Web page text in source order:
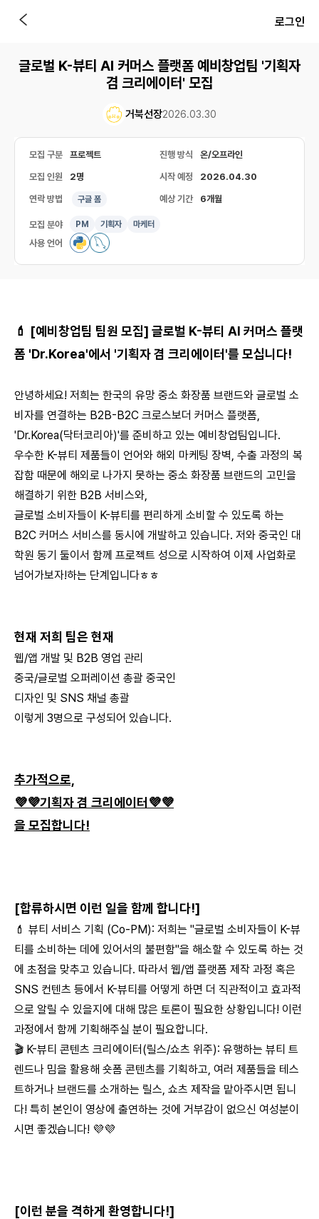
로그인
글로벌 K-뷰티 AI 커머스 플랫폼 예비창업팀 '기획자
겸 크리에이터' 모집
거북선장2026.03.30
모집 구분 프로젝트 진행 방식 온/오프라인
모집 인원 2명 시작 예정 2026.04.30
연락 방법 구글 폼 예상 기간 6개월
모집 분야 PM 기획자 마케터
사용 언어
💄 [예비창업팀 팀원 모집] 글로벌 K-뷰티 AI 커머스 플랫
폼 'Dr.Korea'에서 '기획자 겸 크리에이터'를 모십니다!
안녕하세요! 저희는 한국의 유망 중소 화장품 브랜드와 글로벌 소
비자를 연결하는 B2B-B2C 크로스보더 커머스 플랫폼,
'Dr.Korea(닥터코리아)'를 준비하고 있는 예비창업팀입니다.
우수한 K-뷰티 제품들이 언어와 해외 마케팅 장벽, 수출 과정의 복
잡함 때문에 해외로 나가지 못하는 중소 화장품 브랜드의 고민을
해결하기 위한 B2B 서비스와,
글로벌 소비자들이 K-뷰티를 편리하게 소비할 수 있도록 하는
B2C 커머스 서비스를 동시에 개발하고 있습니다. 저와 중국인 대
학원 동기 둘이서 함께 프로젝트 성으로 시작하여 이제 사업화로
넘어가보자!하는 단계입니다ㅎㅎ
현재 저희 팀은 현재
웹/앱 개발 및 B2B 영업 관리
중국/글로벌 오퍼레이션 총괄 중국인
디자인 및 SNS 채널 총괄
이렇게 3명으로 구성되어 있습니다.
추가적으로,
💜💜기획자 겸 크리에이터 💜💜
을 모집합니다!
[합류하시면 이런 일을 함께 합니다!]
💄 뷰티 서비스 기획 (Co-PM): 저희는 "글로벌 소비자들이 K-뷰
티를 소비하는 데에 있어서의 불편함"을 해소할 수 있도록 하는 것
에 초점을 맞추고 있습니다. 따라서 웹/앱 플랫폼 제작 과정 혹은
SNS 컨텐츠 등에서 K-뷰티를 어떻게 하면 더 직관적이고 효과적
으로 알릴 수 있을지에 대해 많은 토론이 필요한 상황입니다! 이런
과정에서 함께 기획해주실 분이 필요합니다.
🎬 K-뷰티 콘텐츠 크리에이터(릴스/쇼츠 위주): 유행하는 뷰티 트
렌드나 밈을 활용해 숏폼 콘텐츠를 기획하고, 여러 제품들을 테스
트하거나 브랜드를 소개하는 릴스, 쇼츠 제작을 맡아주시면 됩니
다! 특히 본인이 영상에 출연하는 것에 거부감이 없으신 여성분이
시면 좋겠습니다! 💜💜
[이런 분을 격하게 환영합니다!]